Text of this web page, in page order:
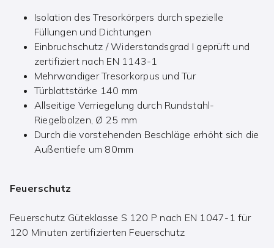
Isolation des Tresorkörpers durch spezielle
Füllungen und Dichtungen
Einbruchschutz / Widerstandsgrad I geprüft und
zertifiziert nach EN 1143-1
Mehrwandiger Tresorkorpus und Tür
Türblattstärke 140 mm
Allseitige Verriegelung durch Rundstahl-
Riegelbolzen, Ø 25 mm
Durch die vorstehenden Beschläge erhöht sich die
Außentiefe um 80mm
Feuerschutz
Feuerschutz Güteklasse S 120 P nach EN 1047-1 für
120 Minuten zertifizierten Feuerschutz